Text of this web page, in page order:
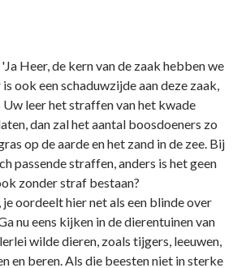
Heer, de kern van de zaak hebben we
ook een schaduwzijde aan deze zaak,
leer het straffen van het kwade
dan zal het aantal boosdoeners zo
op de aarde en het zand in de zee. Bij
passende straffen, anders is het geen
zonder straf bestaan?
oordeelt hier net als een blinde over
nu eens kijken in de dierentuinen van
wilde dieren, zoals tijgers, leeuwen,
en beren. Als die beesten niet in sterke